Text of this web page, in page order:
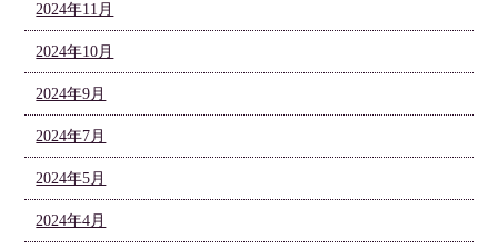
2024年11月
2024年10月
2024年9月
2024年7月
2024年5月
2024年4月